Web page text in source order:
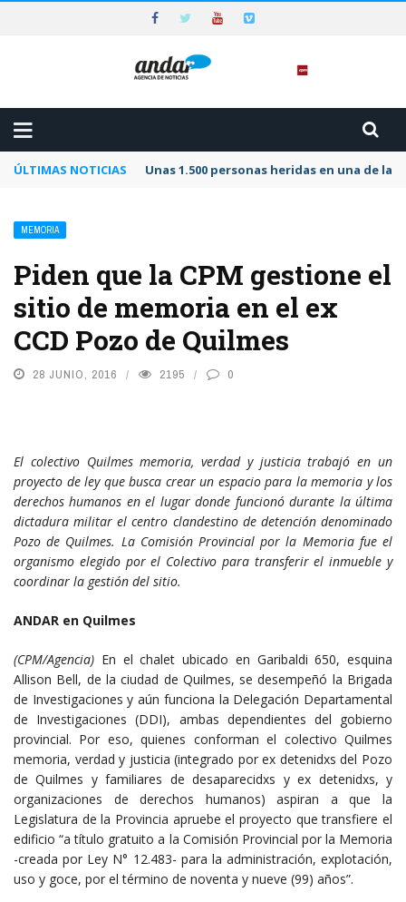
ÚLTIMAS NOTICIAS Unas 1.500 personas heridas en una de
MEMORIA
Piden que la CPM gestione el
sitio de memoria en el ex
CCD Pozo de Quilmes
28 JUNIO, 2016 2195 0
El colectivo Quilmes memoria, verdad y justicia trabajó en un
proyecto de ley que busca crear un espacio para la memoria y los
derechos humanos en el lugar donde funcionó durante la última
dictadura militar el centro clandestino de detención denominado
Pozo de Quilmes. La Comisión Provincial por la Memoria fue el
organismo elegido por el Colectivo para transferir el inmueble y
coordinar la gestión del sitio.
ANDAR en Quilmes
(CPM/Agencia) En el chalet ubicado en Garibaldi 650, esquina
Allison Bell, de la ciudad de Quilmes, se desempeñó la Brigada
de Investigaciones y aún funciona la Delegación Departamental
de Investigaciones (DDI), ambas dependientes del gobierno
provincial. Por eso, quienes conforman el colectivo Quilmes
memoria, verdad y justicia (integrado por ex detenidxs del Pozo
de Quilmes y familiares de desaparecidxs y ex detenidxs, y
organizaciones de derechos humanos) aspiran a que la
Legislatura de la Provincia apruebe el proyecto que transfiere el
edificio “a título gratuito a la Comisión Provincial por la Memoria
-creada por Ley N° 12.483- para la administración, explotación,
uso y goce, por el término de noventa y nueve (99) años”.